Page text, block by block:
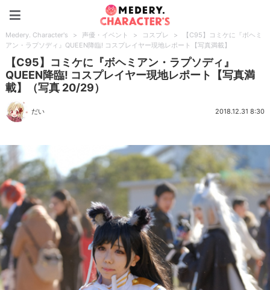
Medery. Character's > 声優・イベント > コスプレ >
【C95】コミケに『ボヘミ
アン・ラプソディ』QUEEN降臨! コスプレイヤー現地レポート【写真満載】
【C95】コミケに『ボヘミアン・ラプソディ』
QUEEN降臨! コスプレイヤー現地レポート【写真満
載】（写真 20/29）
だい 2018.12.31 8:30